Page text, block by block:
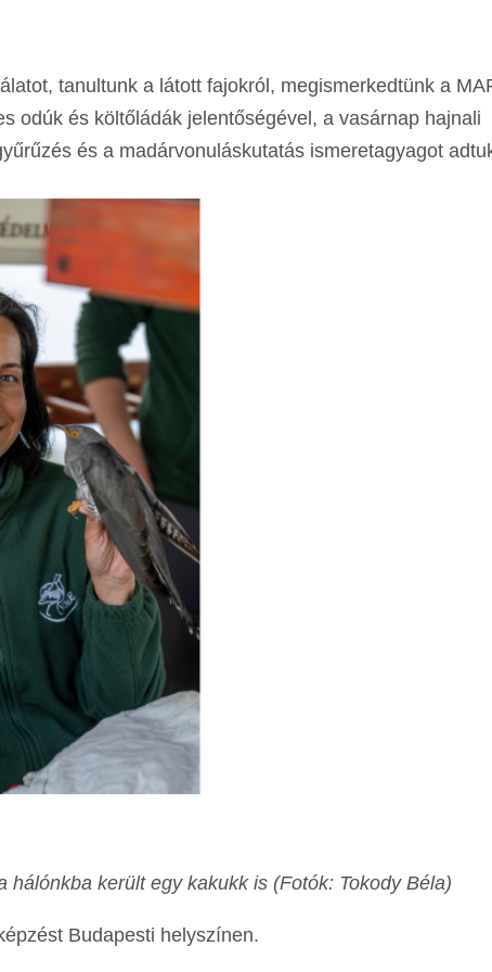
tanultunk a látott fajokról, megismerkedtünk a
odúk és költőládák jelentőségével, a vasárnap hajnali
és a madárvonuláskutatás ismeretagyagot
került egy kakukk is (Fotók: Tokody Béla)
Budapesti helyszínen.